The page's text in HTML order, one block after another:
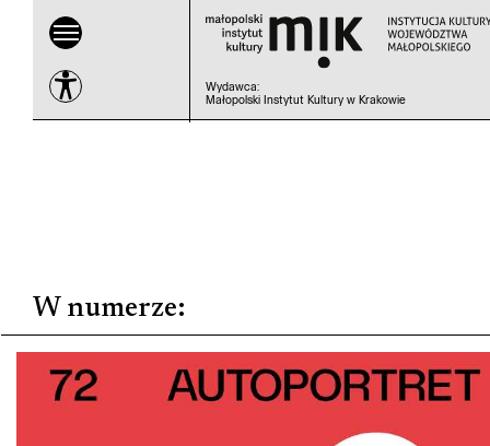
Wydawca:
Małopolski Instytut Kultury w Krakowie
W numerze: